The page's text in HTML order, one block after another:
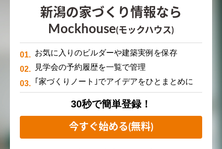
新潟の家づくり情報なら
Mockhouse(モックハウス)
お気に入りのビルダーや建築実例を保存
見学会の予約履歴を一覧で管理
｢家づくりノート｣でアイデアをひとまとめに
30秒で簡単登録！
今すぐ始める(無料)